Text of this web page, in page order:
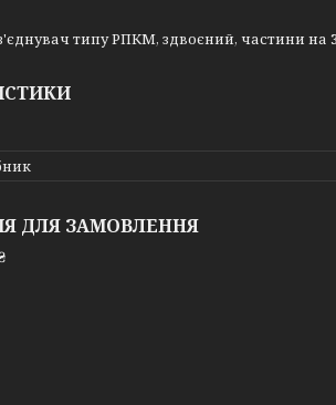
типу РПКМ, здвоєний, частини на
ДЛЯ ЗАМОВЛЕННЯ